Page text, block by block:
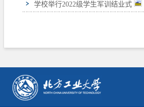
学校举行2022级学生军训结业式